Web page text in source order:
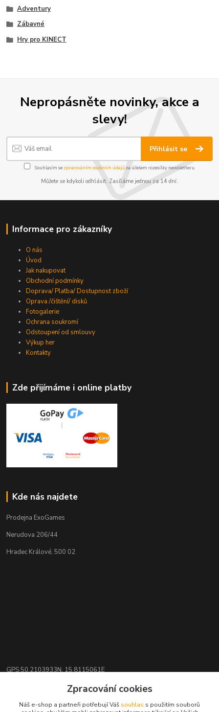
Adventury
Zábavné
Hry pro KINECT
Nepropásněte novinky, akce a
slevy!
Přihlásit se
Souhlasím se zpracováním osobních údajůza účelem rozesílky newsletteru.
Můžete se kdykoli odhlásit. Zasíláme jednou za 14 dní.
Informace pro zákazníky
O nás
Úvod
Jak nakupovat
Obchodní podmínky
Doprava/ Platba/ Dostupnost zboží
Oprava /čištění/ disků
Fotogalerie
Ochrana soukromí
Odstoupení od smlouvy
Výkup her
Kontakty
Zde přijímáme i online platby
Kde nás najdete
Prodejna ExoGames
Nerudova 206/44
Hradec Králové, 500 02
GPS 50.2103933N, 15.8115061E
Kontakty
Zpracování cookies
Náš e-shop a partneři potřebují Váš souhlas s použitím souborů